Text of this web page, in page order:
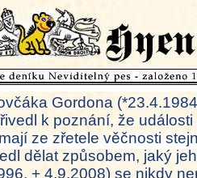
Gordona
k poznání, že
ze zřetele věčnosti
dělat způsobem, jaký
+ 4.9.2008) se nikdy